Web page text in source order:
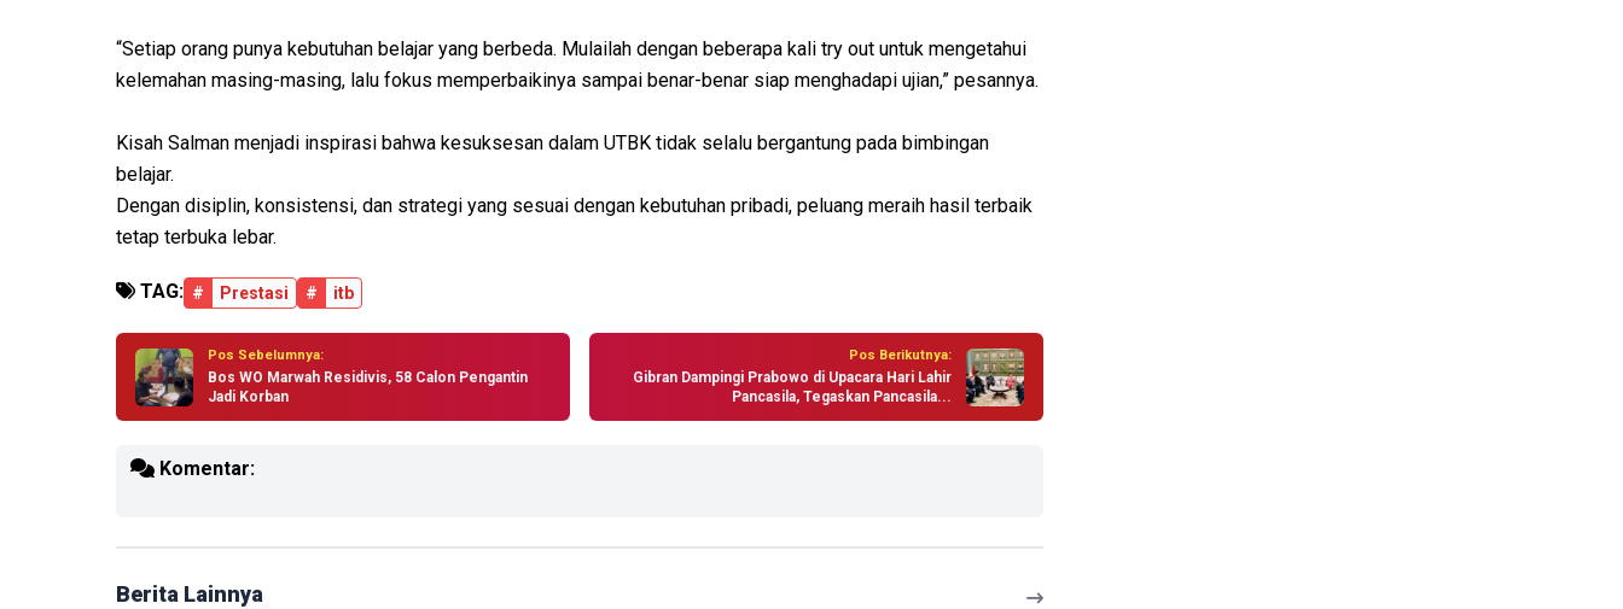
“Setiap orang punya kebutuhan belajar yang berbeda. Mulailah dengan beberapa kali try out untuk mengetahui
kelemahan masing-masing, lalu fokus memperbaikinya sampai benar-benar siap menghadapi ujian,” pesannya.
Kisah Salman menjadi inspirasi bahwa kesuksesan dalam UTBK tidak selalu bergantung pada bimbingan
belajar.
Dengan disiplin, konsistensi, dan strategi yang sesuai dengan kebutuhan pribadi, peluang meraih hasil terbaik
tetap terbuka lebar.
TAG: # Prestasi # itb
Pos Sebelumnya:
Bos WO Marwah Residivis, 58 Calon Pengantin
Jadi Korban
Pos Berikutnya:
Gibran Dampingi Prabowo di Upacara Hari Lahir
Pancasila, Tegaskan Pancasila...
Komentar:
Berita Lainnya